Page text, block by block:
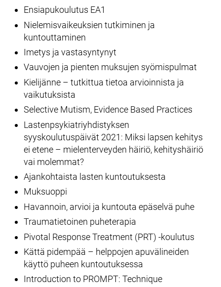
Ensiapukoulutus EA1
Nielemisvaikeuksien tutkiminen ja
kuntouttaminen
Imetys ja vastasyntynyt
Vauvojen ja pienten muksujen syömispulmat
Kielijänne – tutkittua tietoa arvioinnista ja
vaikutuksista
Selective Mutism, Evidence Based Practices
Lastenpsykiatriyhdistyksen
syyskoulutuspäivät 2021: Miksi lapsen kehitys
ei etene – mielenterveyden häiriö, kehityshäiriö
vai molemmat?
Ajankohtaista lasten kuntoutuksesta
Muksuoppi
Havannoin, arvioi ja kuntouta epäselvä puhe
Traumatietoinen puheterapia
Pivotal Response Treatment (PRT) -koulutus
Kättä pidempää – helppojen apuvälineiden
käyttö puheen kuntoutuksessa
Introduction to PROMPT: Technique